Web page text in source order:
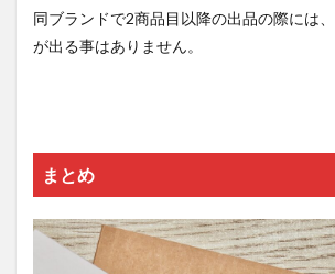
同ブランドで2商品目以降の出品の際には
が出る事はありません。
まとめ